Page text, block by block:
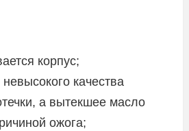
корпус;
невысокого качества
а вытекшее масло
ожога;